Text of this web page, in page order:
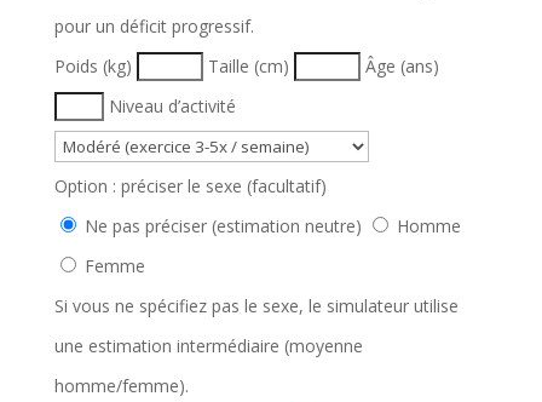
pour un déficit progressif.
F
m
u
a
i
r
Poids (kg) Taille (cm)
Âge (ans)
Niveau d’activité
Option : préciser le sexe (facultatif)
Ne pas préciser (estimation neutre)
Homme
Femme
Si vous ne spécifiez pas le sexe, le simulateur utilise
une estimation intermédiaire (moyenne
homme/femme).